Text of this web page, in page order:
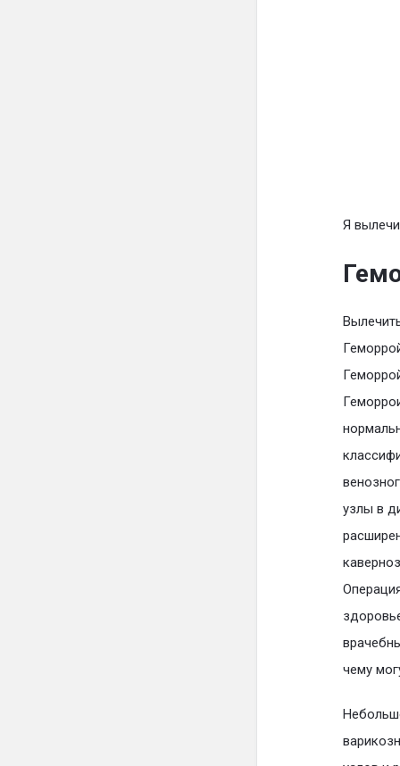
Я
узлы в
чему